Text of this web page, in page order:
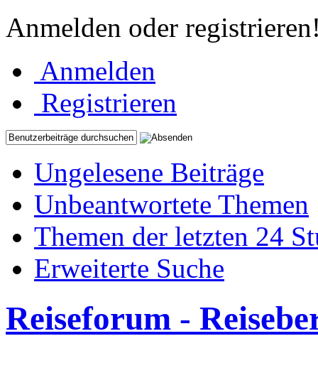
Anmelden oder
Anmelden
Registrieren
Ungelesene Beiträge
Unbeantwortete Themen
Themen der letzten 24
Erweiterte Suche
Reiseforum -